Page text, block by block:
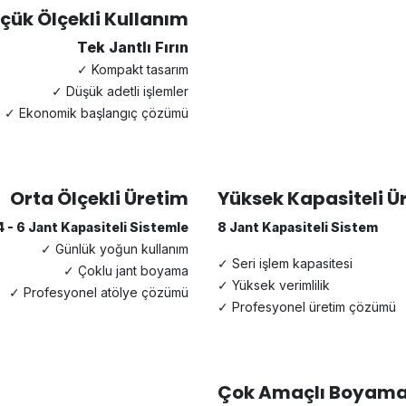
Ölçekli Kullanım
Tek Jantlı Fırın
✓ Kompakt tasarım
✓ Düşük adetli işlemler
✓ Ekonomik başlangıç çözümü
Orta Ölçekli Üretim
- 6 Jant Kapasiteli Sistemle
✓ Günlük yoğun kullanım
✓ Çoklu jant boyama
✓ Profesyonel atölye çözümü
Yüksek Kapasiteli
8 Jant Kapasiteli Sistem
✓ Seri işlem kapasitesi
✓ Yüksek verimlilik
✓ Profesyonel üretim çözümü
Çok Amaçlı